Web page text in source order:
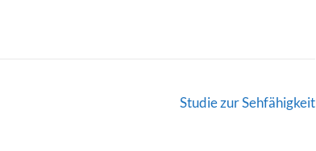
Studie zur Sehfähigkeit